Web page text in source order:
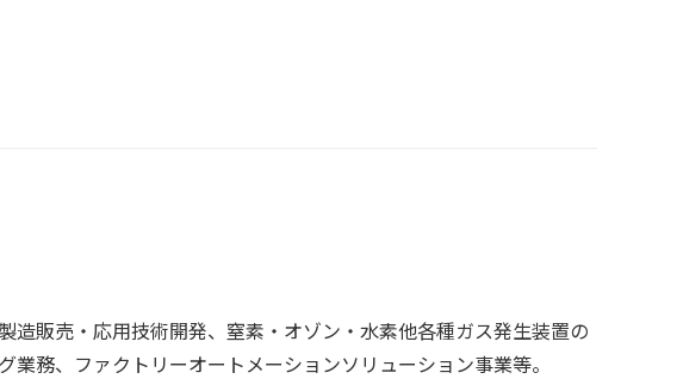
造販売・応用技術開発、窒素・オゾン・水素他各種ガス発生装置の
務、ファクトリーオートメーションソリューション事業等。